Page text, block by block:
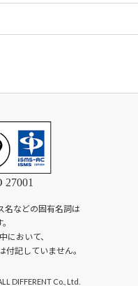
27001
名などの固有名詞は
において、
記していません。
DIFFERENT Co., Ltd.